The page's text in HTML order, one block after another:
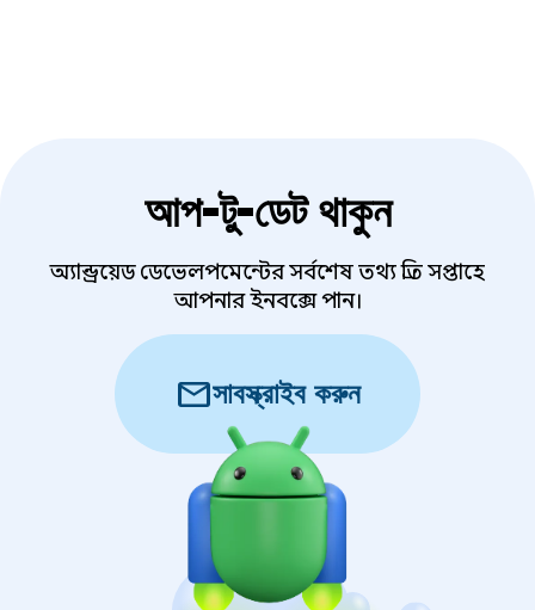
আপ-টু-ডেট থাকুন
অ্যান্ড্রয়েড ডেভেলপমেন্টের সর্বশেষ তথ্য প্রতি সপ্তাহে
আপনার ইনবক্সে পান।
mailসাবস্ক্রাইব করুন